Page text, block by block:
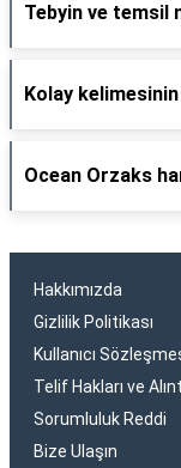
Tebyin ve temsil
Kolay kelimesinin
Ocean Orzaks
Hakkımızda
Gizlilik Politikası
Kullanıcı
Telif Hakları ve
Sorumluluk Reddi
Bize Ulaşın